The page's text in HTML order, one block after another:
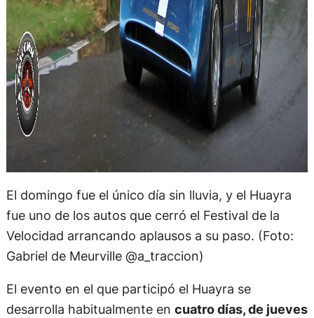
El domingo fue el único día sin lluvia, y el Huayra
fue uno de los autos que cerró el Festival de la
Velocidad arrancando aplausos a su paso. (Foto:
Gabriel de Meurville @a_traccion)
El evento en el que participó el Huayra se
desarrolla habitualmente en cuatro días, de jueves